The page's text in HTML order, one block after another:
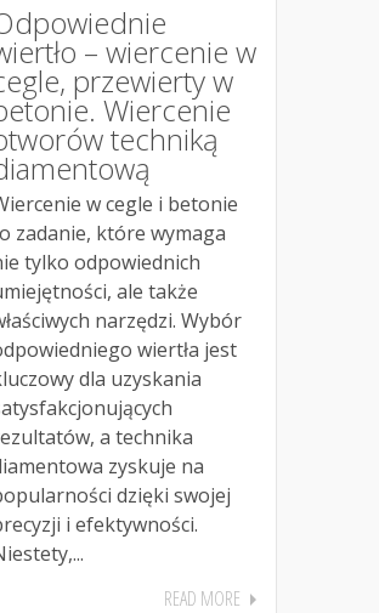
– wiercenie w
przewierty w
Wiercenie
techniką
w cegle i betonie
zadanie, które wymaga
tylko odpowiednich
ale także
narzędzi. Wybór
wiertła jest
dla uzyskania
a technika
zyskuje na
dzięki swojej
i efektywności.
READ MORE